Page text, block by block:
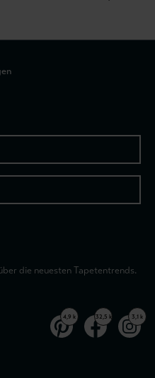
die neuesten Tapetentrends.
4,9 k 32,5 k 3,1 k